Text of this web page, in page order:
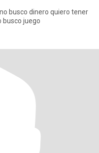
busco dinero quiero tener
busco juego